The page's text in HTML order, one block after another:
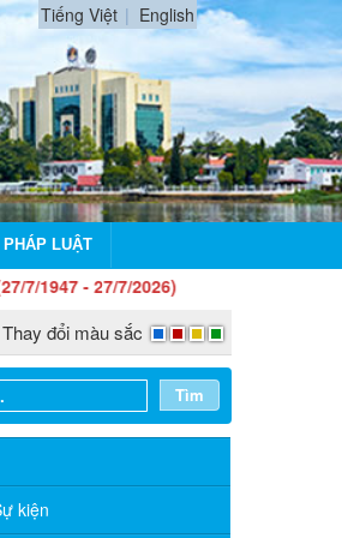
Tiếng Việt English
PHÁP LUẬT
- 27/7/2026)
Thay đổi màu sắc
Tìm
kiện